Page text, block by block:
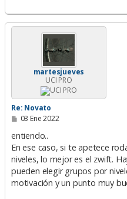
martesjueves
UCI PRO
Re: Novato
M
n
a
j
e
03 Ene 2022
entiendo..
En ese caso, si te apetece
niveles, lo mejor es el zwift.
pueden elegir grupos por
motivación y un punto muy